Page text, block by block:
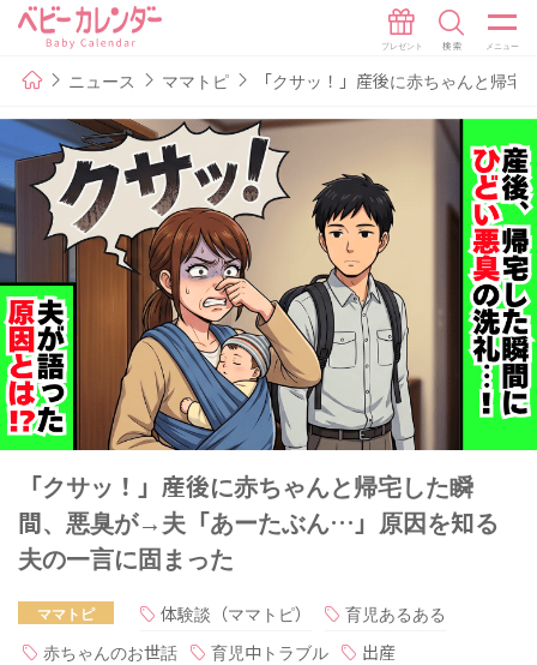
ニュース ママトピ 「クサッ！」産後に赤ちゃんと帰
「クサッ！」産後に赤ちゃんと帰宅した瞬
間、悪臭が→夫「あーたぶん…」原因を知る
夫の一言に固まった
ママトピ 体験談（ママトピ）
育児あるある
赤ちゃんのお世話
育児中トラブル
出産